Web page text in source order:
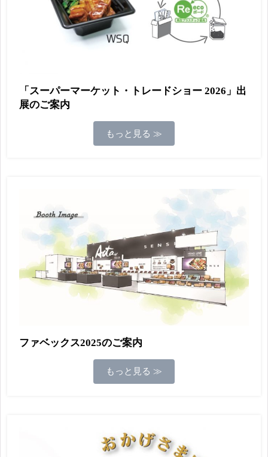
「スーパーマーケット・トレードショー 2026」出
展のご案内
もっと見る ≫
ファベックス2025のご案内
もっと見る ≫